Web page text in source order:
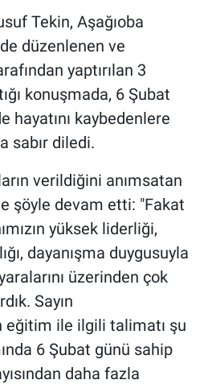
Tekin, Aşağıoba
düzenlenen ve
yaptırılan 3
konuşmada, 6 Şubat
hayatını kaybedenlere
sabır diledi.
verildiğini anımsatan
şöyle devam etti: "Fakat
yüksek liderliği,
dayanışma duygusuyla
üzerinden çok
Sayın
eğitim ile ilgili talimatı şu
6 Şubat günü sahip
daha fazla